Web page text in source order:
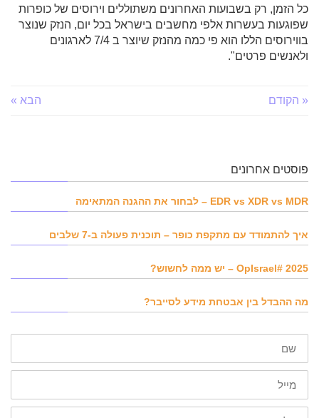
כל הזמן, רק בשבועות האחרונים משתוללים וירוסים של כופרות
שפוגעות בעשרות אלפי מחשבים בישראל בכל יום, הנזק שנוצר
בווירוסים הללו הוא פי כמה מהנזק שיוצר ב 7/4 לארגונים
ולאנשים פרטים".
« הקודם הבא »
פוסטים אחרונים
EDR vs XDR vs MDR – לבחור את ההגנה המתאימה
איך להתמודד עם מתקפת כופר – תוכנית פעולה ב-7 שלבים
OpIsrael# 2025 – יש ממה לחשוש?
מה ההבדל בין אבטחת מידע לסייבר?
שם
דוא"ל
טלפון